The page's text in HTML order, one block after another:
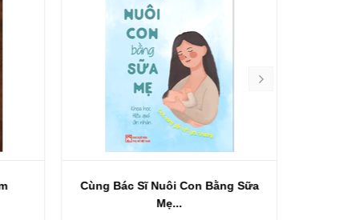
Cùng Bác Sĩ Nuôi Con Bằng Sữa
Mẹ...